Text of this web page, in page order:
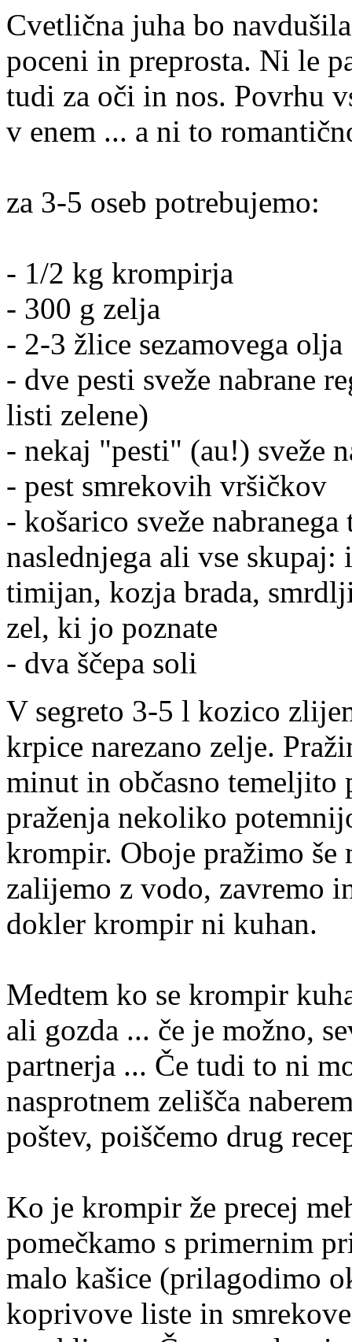
Cvetlična juha bo
poceni in preprosta. Ni le
tudi za oči in nos. Povrhu
v enem ... a ni to
za 3-5 oseb potrebujemo:
- 1/2 kg krompirja
- 300 g zelja
- 2-3 žlice sezamovega olja
- dve pesti sveže nabrane
listi zelene)
- nekaj "pesti" (au!) sveže
- pest smrekovih vršičkov
- košarico sveže
naslednjega ali vse
timijan, kozja brada,
zel, ki jo poznate
- dva ščepa soli
V segreto 3-5 l kozico
krpice narezano zelje.
minut in občasno temeljito
praženja nekoliko
krompir. Oboje pražimo še
zalijemo z vodo, zavremo
dokler krompir ni kuhan.
Medtem ko se krompir
ali gozda ... če je možno,
partnerja ... Če tudi to ni
nasprotnem zelišča
poštev, poiščemo drug
Ko je krompir že precej
pomečkamo s primernim
malo kašice (prilagodimo
koprivove liste in